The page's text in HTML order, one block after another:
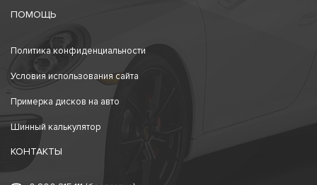
ПОМОЩЬ
Политика конфиденциальности
Условия использования сайта
Примерка дисков на авто
Шинный калькулятор
КОНТАКТЫ